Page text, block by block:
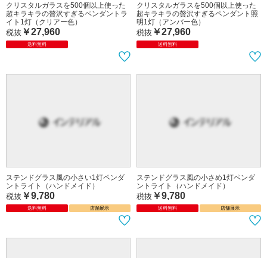
クリスタルガラスを500個以上使った
超キラキラの贅沢すぎるペンダントラ
イト1灯（クリアー色）
税抜 ￥27,960
送料無料
クリスタルガラスを500個以上使った
超キラキラの贅沢すぎるペンダント照
明1灯（アンバー色）
税抜 ￥27,960
送料無料
ステンドグラス風の小さい1灯ペンダ
ントライト（ハンドメイド）
税抜 ￥9,780
送料無料 店舗展示
ステンドグラス風の小さめ1灯ペンダ
ントライト（ハンドメイド）
税抜 ￥9,780
送料無料 店舗展示